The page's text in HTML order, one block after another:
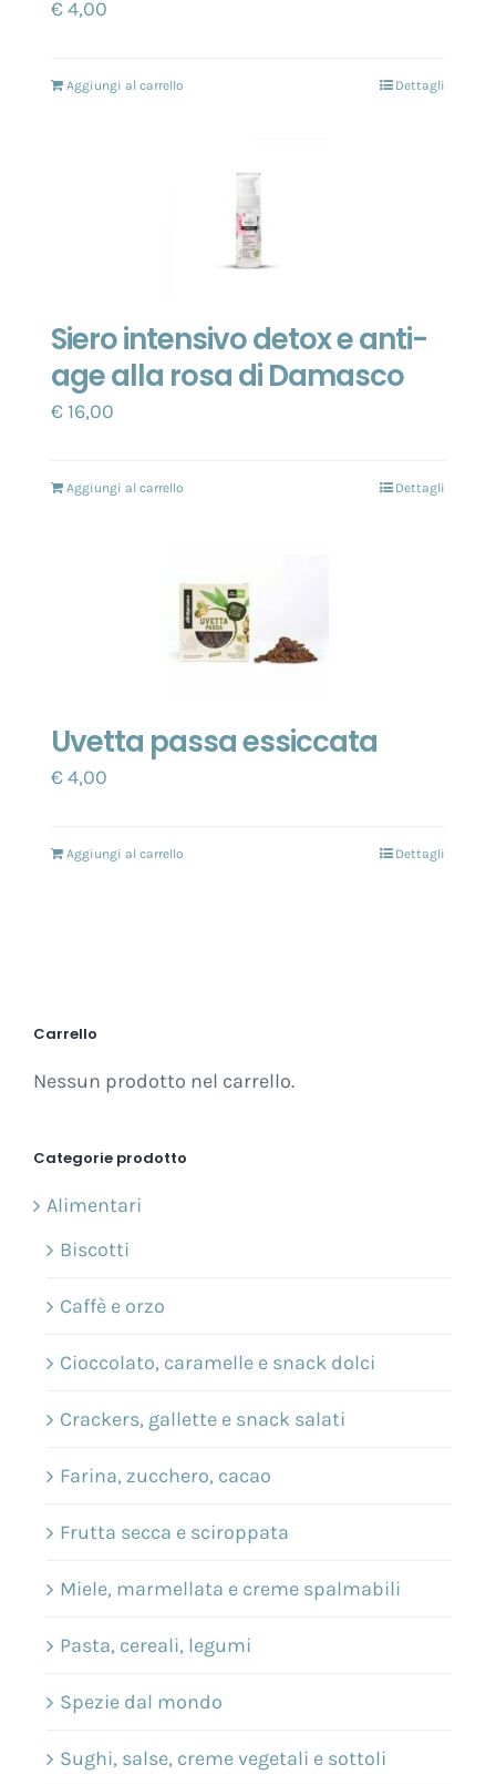
€4,00
Aggiungi al carrello Dettagli
Siero intensivo detox e anti-
age alla rosa di Damasco
€ 16,00
Aggiungi al carrello Dettagli
Uvetta passa essiccata
€4,00
Aggiungi al carrello Dettagli
Carrello
Nessun prodotto nel carrello.
Categorie prodotto
Alimentari
Biscotti
Caffè e orzo
Cioccolato, caramelle e snack dolci
Crackers, gallette e snack salati
Farina, zucchero, cacao
Frutta secca e sciroppata
Miele, marmellata e creme spalmabili
Pasta, cereali, legumi
Spezie dal mondo
Sughi, salse, creme vegetali e sottoli